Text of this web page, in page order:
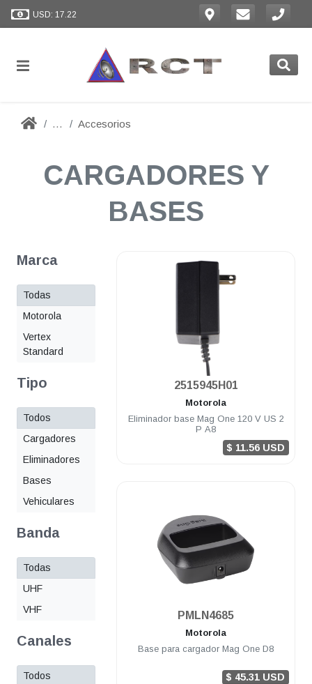
USD: 17.22
... Accesorios
CARGADORES Y
BASES
Marca
Todas
Motorola
Vertex
Standard
Tipo
Todos
Cargadores
Eliminadores
Bases
Vehiculares
Banda
Todas
UHF
VHF
Canales
Todos
2515945H01
Motorola
Eliminador base Mag One 120 V US 2
P A8
$ 11.56 USD
PMLN4685
Motorola
Base para cargador Mag One D8
$ 45.31 USD